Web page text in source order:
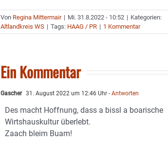
Von Regina Mittermair | Mi. 31.8.2022 - 10:52 | Kategorien:
Altlandkreis WS | Tags: HAAG / PR | 1 Kommentar
Ein Kommentar
Gascher 31. August 2022 um 12:46 Uhr - Antworten
Des macht Hoffnung, dass a bissl a boarische
Wirtshauskultur überlebt.
Zaach bleim Buam!